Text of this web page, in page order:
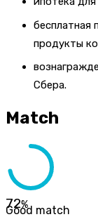
бесплатная
продукты
Сбера.
Match
72%
Good match